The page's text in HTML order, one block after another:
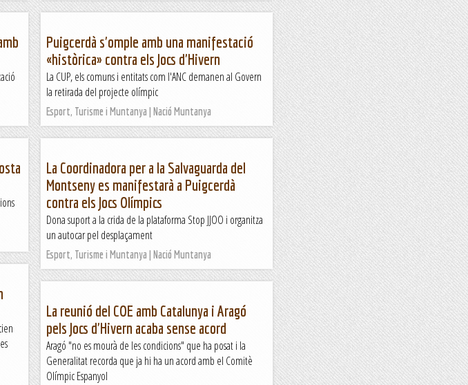
Puigcerdà s'omple amb una manifestació
«històrica» contra els Jocs d'Hivern
La CUP, els comuns i entitats com l'ANC demanen al Govern
la retirada del projecte olímpic
Esport, Turisme i Muntanya | Nació Muntanya
La Coordinadora per a la Salvaguarda del
Montseny es manifestarà a Puigcerdà
contra els Jocs Olímpics
Dona suport a la crida de la plataforma Stop JJOO i organitza
un autocar pel desplaçament
Esport, Turisme i Muntanya | Nació Muntanya
La reunió del COE amb Catalunya i Aragó
pels Jocs d'Hivern acaba sense acord
Aragó "no es mourà de les condicions" que ha posat i la
Generalitat recorda que ja hi ha un acord amb el Comitè
Olímpic Espanyol